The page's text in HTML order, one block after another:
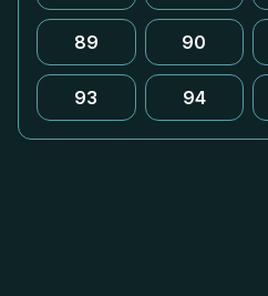
89 90
93 94